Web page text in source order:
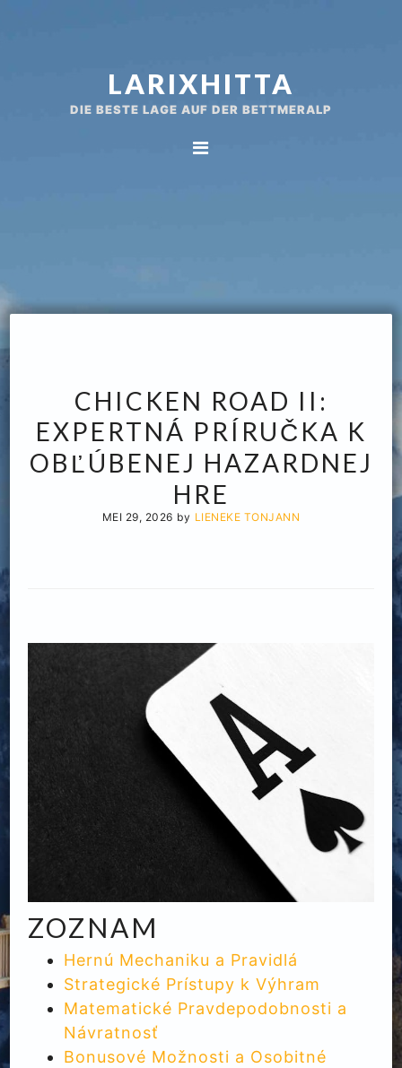
hoofdnavigatieLARIXHITTA
DIE BESTE LAGE AUF DER BETTMERALP
CHICKEN ROAD II:
EXPERTNÁ PRÍRUČKA K
OBĽÚBENEJ HAZARDNEJ
HRE
MEI 29, 2026 by LIENEKE TONJANN
ZOZNAM
Hernú Mechaniku a Pravidlá
Strategické Prístupy k Výhram
Matematické Pravdepodobnosti a
Návratnosť
Bonusové Možnosti a Osobitné